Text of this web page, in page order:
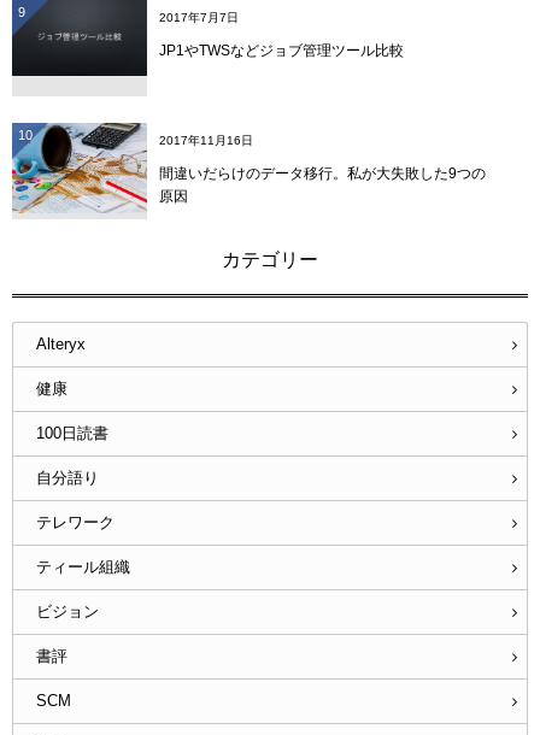
9 2017年7月7日
JP1やTWSなどジョブ管理ツール比較
10 2017年11月16日
間違いだらけのデータ移行。私が大失敗した9つの
原因
カテゴリー
Alteryx
健康
100日読書
自分語り
テレワーク
ティール組織
ビジョン
書評
SCM